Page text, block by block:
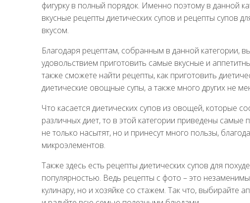
фигурку в полный порядок. Именно поэтому в данной
вкусные рецепты диетических супов и рецепты супов
вкусом.
Благодаря рецептам, собранным в данной категории,
удовольствием приготовить самые вкусные и
также сможете найти рецепты, как приготовить
диетические овощные супы, а также много других не
Что касается диетических супов из овощей, которые
различных диет, то в этой категории приведены
не только насытят, но и принесут много пользы,
микроэлементов.
Также здесь есть рецепты диетических супов для
популярностью. Ведь рецепты с фото – это
кулинару, но и хозяйке со стажем. Так что, выбирайте